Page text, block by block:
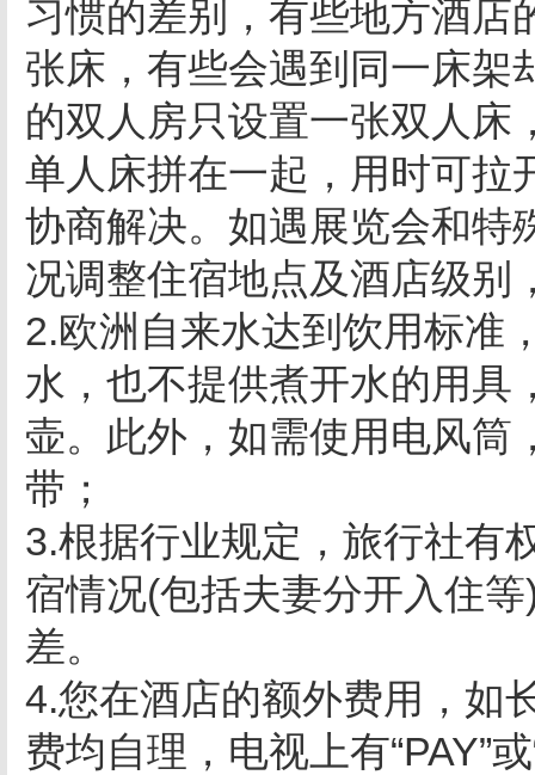
习惯的差别，有些地方酒店
张床，有些会遇到同一床架
的双人房只设置一张双人床
单人床拼在一起，用时可拉
协商解决。如遇展览会和特
况调整住宿地点及酒店级别
2.欧洲自来水达到饮用标准
水，也不提供煮开水的用具
壶。此外，如需使用电风筒
带；
3.根据行业规定，旅行社有
宿情况(包括夫妻分开入住
差。
4.您在酒店的额外费用，如
费均自理，电视上有“PAY”